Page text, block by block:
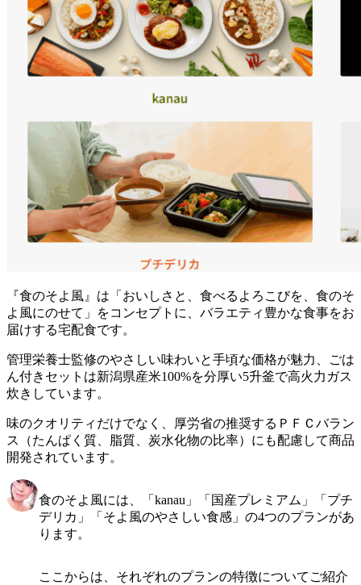
『食のそよ風』は「おいしさと、食べるよろこびを、食のそ
よ風にのせて」をコンセプトに、バラエティ豊かな食事をお
届けする宅配食です。
管理栄養士監修のやさしい味わいと手頃な価格が魅力、ごは
ん付きセットは新潟県産米100%を分厚い5升釜で高火力ガス
炊き しています。
味のクオリティだけでなく、
厚労省の推奨するＰＦＣバラン
ス（たんぱく質、脂質、炭水化物の比率）にも配慮して商品
開発されています。
食のそよ風には、「kanau」「国産プレミアム」「プチ
デリカ」「そよ風のやさしい食感」の4つのプランがあ
ります。
ここからは、それぞれのプランの特徴についてご紹介